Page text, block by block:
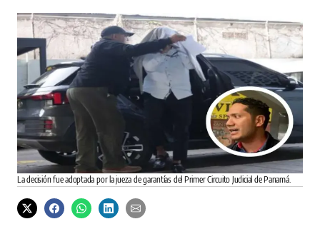
La decisión fue adoptada por la jueza de garantías del Primer Circuito Judicial de Panamá.